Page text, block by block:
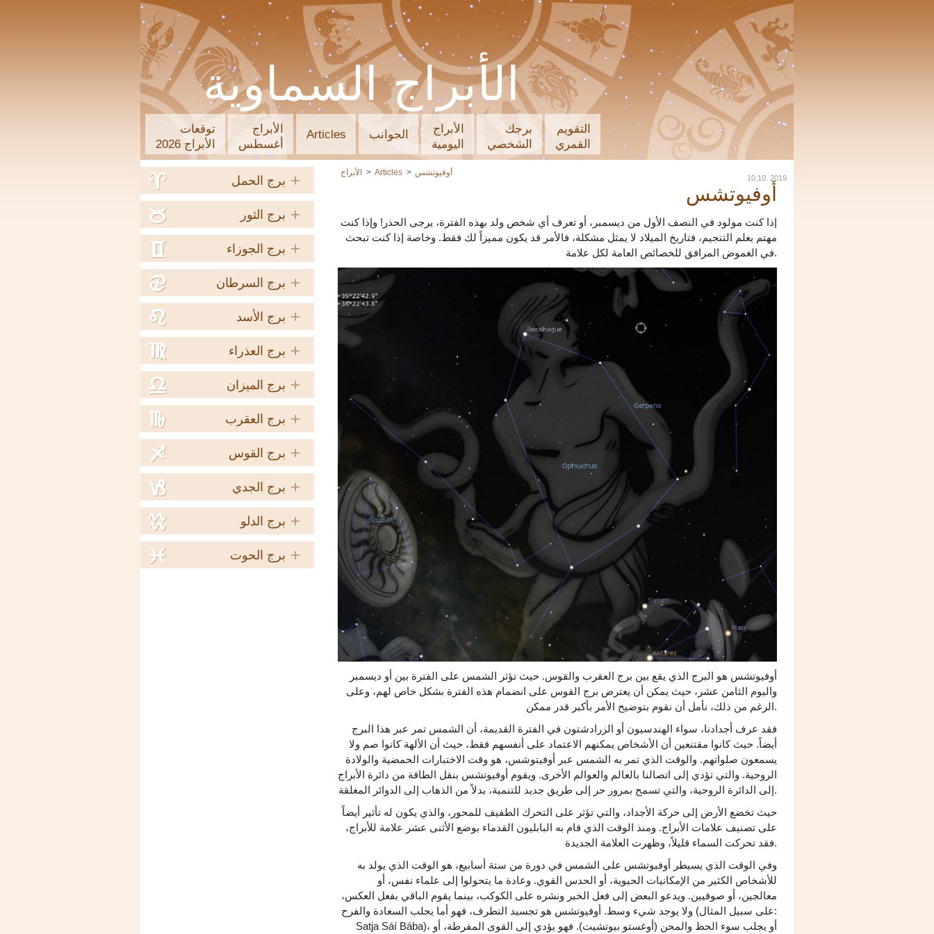
الأبراج السماوية
توقعات
الأبراج 2026
الأبراج
أغسطس
Articles الجوانب
الأبراج
اليومية
برجك
الشخصي
التقويم
القمري
+ برج الحمل a
+ برج الثور b
+ برج الجوزاء c
+ برج السرطان d
+ برج الأسد e
+ برج العذراء f
+ برج الميزان g
+ برج العقرب h
+ برج القوس i
+ برج الجدي j
+ برج الدلو k
+ برج الحوت l
الأبراج Articles أوفيوتشس
10.10. 2019
أوفيوتشس
إذا كنت مولود في النصف الأول من ديسمبر، أو تعرف أي شخص ولد بهذه الفترة، يرجى الحذر! وإذا كنت
مهتم بعلم التنجيم، فتاريخ الميلاد لا يمثل مشكلة، فالأمر قد يكون مميزاً لك فقط. وخاصة إذا كنت تبحث
في الغموض المرافق للخصائص العامة لكل علامة.
أوفيوتشس هو البرج الذي يقع بين برج العقرب والقوس. حيث تؤثر الشمس على الفترة بين أو ديسمبر
واليوم الثامن عشر، حيث يمكن أن يعترض برج القوس على انضمام هذه الفترة بشكل خاص لهم، وعلى
الرغم من ذلك، نأمل أن نقوم بتوضيح الأمر بأكبر قدر ممكن.
فقد عرف أجدادنا، سواء الهندسيون أو الزرادشتون في الفترة القديمة، أن الشمس تمر عبر هذا البرج
أيضاً. حيث كانوا مقتنعين أن الأشخاص يمكنهم الاعتماد على أنفسهم فقط، حيث أن الألهة كانوا صم ولا
يسمعون صلواتهم. والوقت الذي تمر به الشمس عبر أوفيتوشس، هو وقت الاختبارات الحمضية والولادة
الروحية. والتي تؤدي إلى اتصالنا بالعالم والعوالم الأخرى. ويقوم أوفيوتشس بنقل الطاقة من دائرة الأبراج
إلى الدائرة الروحية، والتي تسمح بمرور حر إلى طريق جديد للتنمية، بدلاً من الذهاب إلى الدوائر المغلقة.
حيث تخضع الأرض إلى حركة الأجداد، والتي تؤثر على التحرك الطفيف للمحور، والذي يكون له تأثير أيضاً
على تصنيف علامات الأبراج. ومنذ الوقت الذي قام به البابليون القدماء بوضع الأثنى عشر علامة للأبراج،
فقد تحركت السماء قليلاً، وظهرت العلامة الجديدة.
وفي الوقت الذي يسيطر أوفيوتشس على الشمس في دورة من ستة أسابيع، هو الوقت الذي يولد به
للأشخاص الكثير من الإمكانيات الحيوية، أو الحدس القوي. وعادة ما يتحولوا إلى علماء نفس، أو
معالجين، أو صوفيين. ويدعو البعض إلى فعل الخير ونشره على الكوكب، بينما يقوم الباقي بفعل العكس،
ولا يوجد شيء وسط. أوفيوتشس هو تجسيد التطرف، فهو أما يجلب السعادة والفرح (على سبيل المثال:
Satja Sáí Bába)، أو يجلب سوء الحظ والمحن (أوغستو بيوتشيت). فهو يؤدي إلى القوى المفرطة، أو